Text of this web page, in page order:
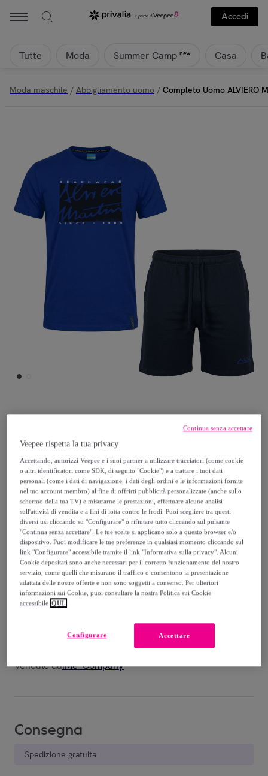
Accedi
Tutte Moda Summer Camp new Casa
Moda maschile / Abbigliamento uomo / Completo Uomo ALVIERO
Completo Uomo ALVIERO MARTINI Manica
Corta Cotone
17,99 €
34,99 €
-48%
Art.065
Venduto daiMe_Company
Consegna
Spedizione gratuita
Veepee rispetta la tua privacy
Accettando, autorizzi Veepee e i suoi partner a utilizzare tracciatori (come cookie
o altri identificatori come SDK, di seguito "Cookie") e a trattare i tuoi dati
personali (come i dati di navigazione, i dati degli ordini e le informazioni fornite
nel tuo account membro) al fine di offrirti pubblicità personalizzate (anche sullo
schermo della tua TV) e misurarne le prestazioni, effettuare alcune analisi
sull'attività di vendita e a fini di lotta contro le frodi. Puoi scegliere tra questi
diversi usi cliccando su "Configurare" o rifiutare tutto cliccando sul pulsante
"Continua senza accettare". Le tue scelte si applicano solo a questo browser e/o
dispositivo. Puoi modificare le tue preferenze in qualsiasi momento cliccando sul
link "Configurare" accessibile tramite il link "Informativa sulla privacy". Alcuni
Cookie depositati sono anche necessari per il corretto funzionamento del nostro
servizio, come quelli che misurano il traffico o consentono la presentazione
adattata delle nostre offerte e non sono soggetti a consenso. Per ulteriori
informazioni sui Cookie, puoi consultare la nostra Politica sui Cookie
accessibile QUI.
Accettare
Configurare
Continua senza accettare